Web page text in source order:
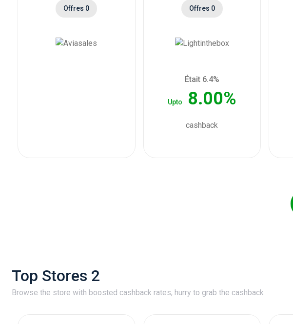
Offres 0 Offres 0
Était 6.4%
Upto 8.00%
cashback
Top Stores 2
Browse the store with boosted cashback rates, hurry to grab the cashback